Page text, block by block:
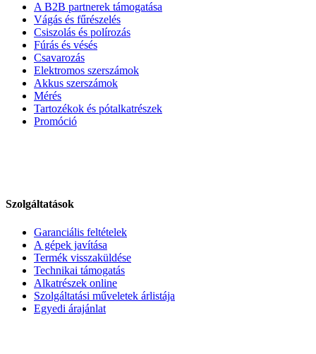
A B2B partnerek támogatása
Vágás és fűrészelés
Csiszolás és polírozás
Fúrás és vésés
Csavarozás
Elektromos szerszámok
Akkus szerszámok
Mérés
Tartozékok és pótalkatrészek
Promóció
Szolgáltatások
Garanciális feltételek
A gépek javítása
Termék visszaküldése
Technikai támogatás
Alkatrészek online
Szolgáltatási műveletek árlistája
Egyedi árajánlat